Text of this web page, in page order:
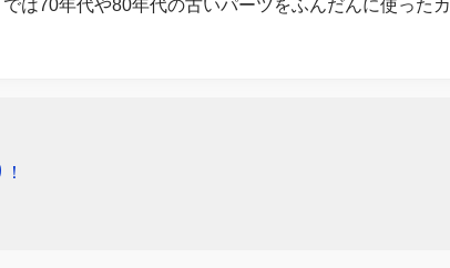
は70年代や80年代の古いパーツをふんだんに使ったカ